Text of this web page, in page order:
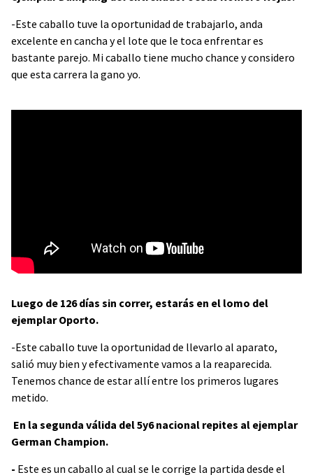
-Este caballo tuve la oportunidad de trabajarlo, anda
excelente en cancha y el lote que le toca enfrentar es
bastante parejo. Mi caballo tiene mucho chance y considero
que esta carrera la gano yo.
Luego de 126 días sin correr, estarás en el lomo del
ejemplar Oporto.
-Este caballo tuve la oportunidad de llevarlo al aparato,
salió muy bien y efectivamente vamos a la reaparecida.
Tenemos chance de estar allí entre los primeros lugares
metido.
En la segunda válida del 5y6 nacional repites al ejemplar
German Champion.
- Este es un caballo al cual se le corrige la partida desde el